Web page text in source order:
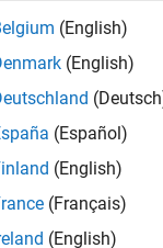
=
=
(English)
(English)
(Español)
(English)
(Français)
(English)